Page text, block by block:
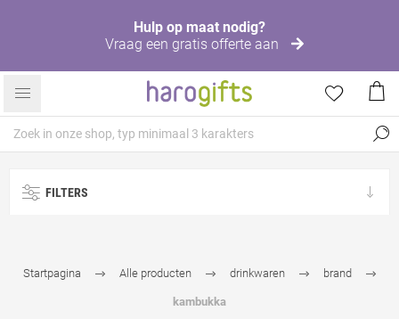
Hulp op maat nodig?
Vraag een gratis offerte aan
FILTERS
Startpagina Alle producten drinkwaren brand
kambukka